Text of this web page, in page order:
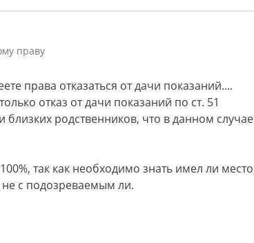
праву
права отказаться от дачи показаний....
отказ от дачи показаний по ст. 51
родственников, что в данном случае
так как необходимо знать имел ли место
не с подозреваемым ли.